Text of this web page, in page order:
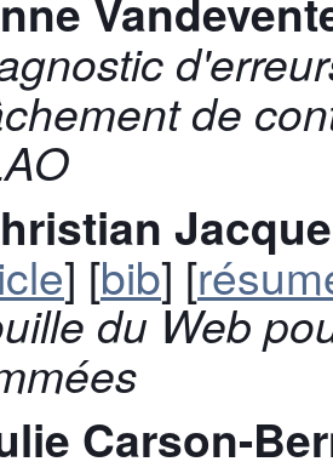
de
] [bib] [
du Web
Carson-